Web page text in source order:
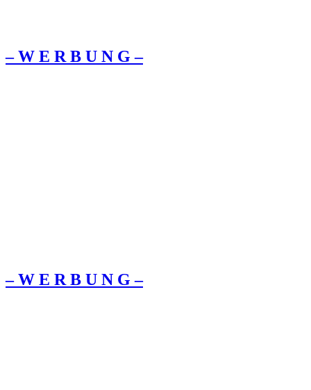
– W Ε R Β U Ν G –
– W Ε R Β U Ν G –